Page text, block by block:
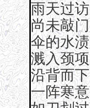
雨天过访
尚未敲门
伞的水渍
溅入颈项
沿背而下
一阵寒意